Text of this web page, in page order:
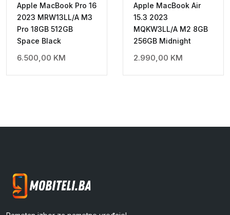
Apple MacBook Pro 16
2023 MRW13LL/A M3
Pro 18GB 512GB
Space Black
6.500,00 KM
Apple MacBook Air
15.3 2023
MQKW3LL/A M2 8GB
256GB Midnight
2.990,00 KM